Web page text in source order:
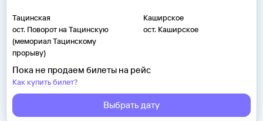
Тацинская
ост. Поворот на Тацинскую
(мемориал Тацинскому
прорыву)
Каширское
ост. Каширское
Пока не продаем билеты на рейс
Как купить билет?
Выбрать дату